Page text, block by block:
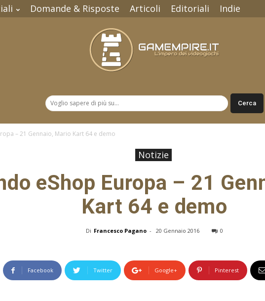
Domande & Risposte Articoli Editoriali Indie
– 21 Gennaio, Mario Kart 64 e demo
Notizie
eShop Europa – 21
Kart 64 e demo
Di Francesco Pagano - 20 Gennaio 2016 0
Facebook Twitter Google+ Pinterest